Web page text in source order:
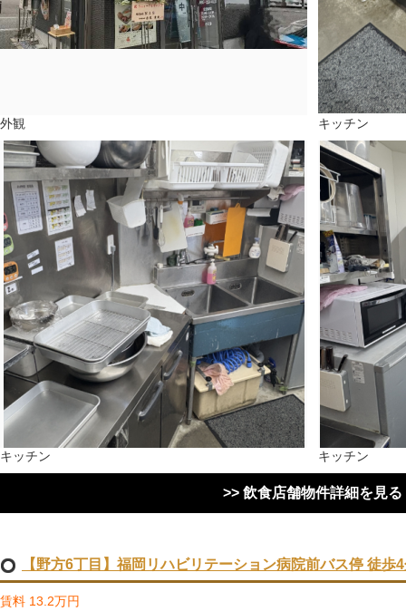
外観 キッチン
キッチン キッチン
>> 飲食店舗物件詳細を見る
【野方6丁目】福岡リハビリテーション病院前バス停 徒
賃料 13.2万円